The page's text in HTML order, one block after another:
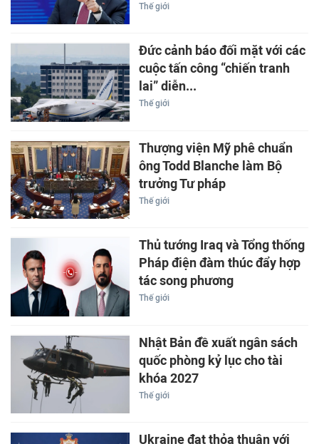
Thế giới
Đức cảnh báo đối mặt với các
cuộc tấn công “chiến tranh
lai” diễn...
Thế giới
Thượng viện Mỹ phê chuẩn
ông Todd Blanche làm Bộ
trưởng Tư pháp
Thế giới
Thủ tướng Iraq và Tổng thống
Pháp điện đàm thúc đẩy hợp
tác song phương
Thế giới
Nhật Bản đề xuất ngân sách
quốc phòng kỷ lục cho tài
khóa 2027
Thế giới
Ukraine đạt thỏa thuận với